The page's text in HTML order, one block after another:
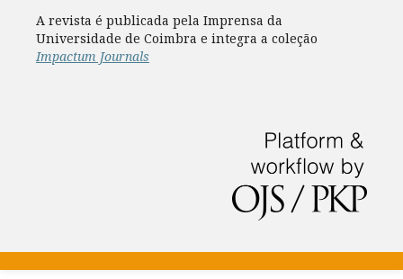
A revista é publicada pela Imprensa da
Universidade de Coimbra e integra a coleção
Impactum Journals